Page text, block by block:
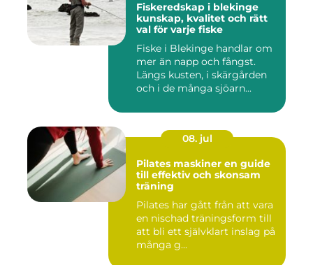
Fiskeredskap i blekinge
kunskap, kvalitet och rätt
val för varje fiske
Fiske i Blekinge handlar om
mer än napp och fångst.
Längs kusten, i skärgården
och i de många sjöarn...
08. jul
Pilates maskiner en guide
till effektiv och skonsam
träning
Pilates har gått från att vara
en nischad träningsform till
att bli ett självklart inslag på
många g...